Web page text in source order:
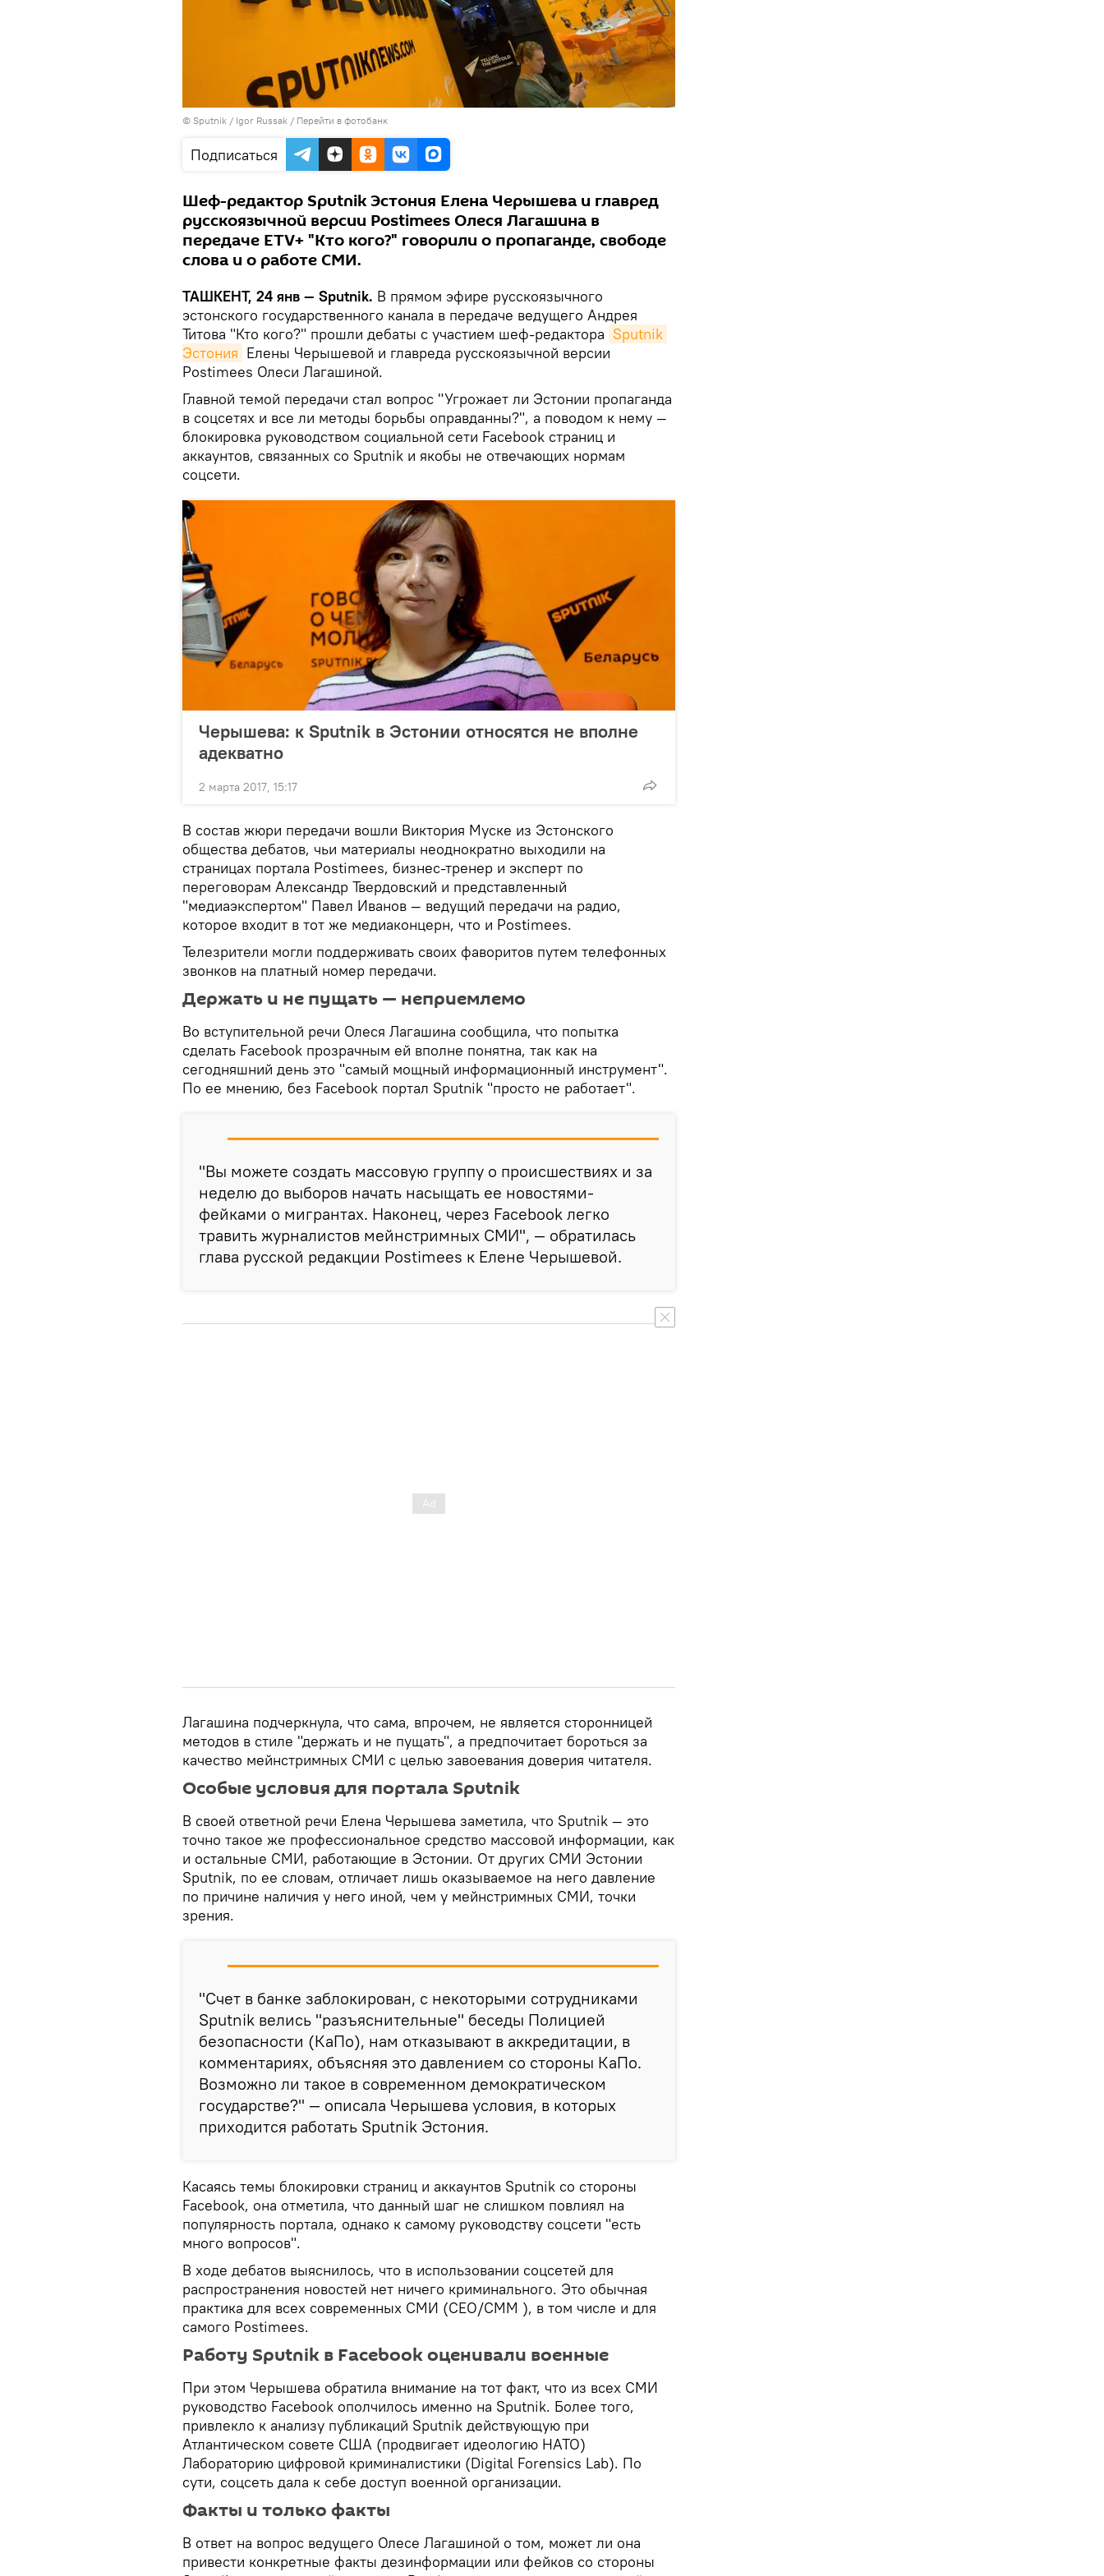
© Sputnik / Igor Russak / Перейти в фотобанк
Подписаться
Шеф-редактор Sputnik Эстония Елена Черышева и главред
русскоязычной версии Postimees Олеся Лагашина в
передаче ETV+ "Кто кого?" говорили о пропаганде, свободе
слова и о работе СМИ.
ТАШКЕНТ, 24 янв — Sputnik. В прямом эфире русскоязычного
эстонского государственного канала в передаче ведущего Андрея
Титова "Кто кого?" прошли дебаты с участием шеф-редактора Sputnik
Эстония Елены Черышевой и главреда русскоязычной версии
Postimees Олеси Лагашиной.
Главной темой передачи стал вопрос "Угрожает ли Эстонии пропаганда
в соцсетях и все ли методы борьбы оправданны?", а поводом к нему —
блокировка руководством социальной сети Facebook страниц и
аккаунтов, связанных со Sputnik и якобы не отвечающих нормам
соцсети.
Черышева: к Sputnik в Эстонии относятся не вполне
адекватно
2 марта 2017, 15:17
В состав жюри передачи вошли Виктория Муске из Эстонского
общества дебатов, чьи материалы неоднократно выходили на
страницах портала Postimees, бизнес-тренер и эксперт по
переговорам Александр Твердовский и представленный
"медиаэкспертом" Павел Иванов — ведущий передачи на радио,
которое входит в тот же медиаконцерн, что и Postimees.
Телезрители могли поддерживать своих фаворитов путем телефонных
звонков на платный номер передачи.
Держать и не пущать — неприемлемо
Во вступительной речи Олеся Лагашина сообщила, что попытка
сделать Facebook прозрачным ей вполне понятна, так как на
сегодняшний день это "самый мощный информационный инструмент".
По ее мнению, без Facebook портал Sputnik "просто не работает".
"Вы можете создать массовую группу о происшествиях и за
неделю до выборов начать насыщать ее новостями-
фейками о мигрантах. Наконец, через Facebook легко
травить журналистов мейнстримных СМИ", — обратилась
глава русской редакции Postimees к Елене Черышевой.
Лагашина подчеркнула, что сама, впрочем, не является сторонницей
методов в стиле "держать и не пущать", а предпочитает бороться за
качество мейнстримных СМИ с целью завоевания доверия читателя.
Особые условия для портала Sputnik
В своей ответной речи Елена Черышева заметила, что Sputnik — это
точно такое же профессиональное средство массовой информации, как
и остальные СМИ, работающие в Эстонии. От других СМИ Эстонии
Sputnik, по ее словам, отличает лишь оказываемое на него давление
по причине наличия у него иной, чем у мейнстримных СМИ, точки
зрения.
"Счет в банке заблокирован, с некоторыми сотрудниками
Sputnik велись "разъяснительные" беседы Полицией
безопасности (КаПо), нам отказывают в аккредитации, в
комментариях, объясняя это давлением со стороны КаПо.
Возможно ли такое в современном демократическом
государстве?" — описала Черышева условия, в которых
приходится работать Sputnik Эстония.
Касаясь темы блокировки страниц и аккаунтов Sputnik со стороны
Facebook, она отметила, что данный шаг не слишком повлиял на
популярность портала, однако к самому руководству соцсети "есть
много вопросов".
В ходе дебатов выяснилось, что в использовании соцсетей для
распространения новостей нет ничего криминального. Это обычная
практика для всех современных СМИ (CEO/CMM ), в том числе и для
самого Postimees.
Работу Sputnik в Facebook оценивали военные
При этом Черышева обратила внимание на тот факт, что из всех СМИ
руководство Facebook ополчилось именно на Sputnik. Более того,
привлекло к анализу публикаций Sputnik действующую при
Атлантическом совете США (продвигает идеологию НАТО)
Лабораторию цифровой криминалистики (Digital Forensics Lab). По
сути, соцсеть дала к себе доступ военной организации.
Факты и только факты
В ответ на вопрос ведущего Олесе Лагашиной о том, может ли она
привести конкретные факты дезинформации или фейков со стороны